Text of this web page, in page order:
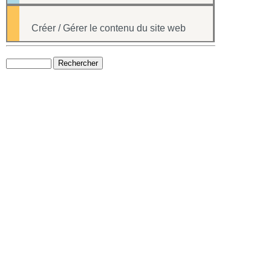
Créer / Gérer le contenu du site web